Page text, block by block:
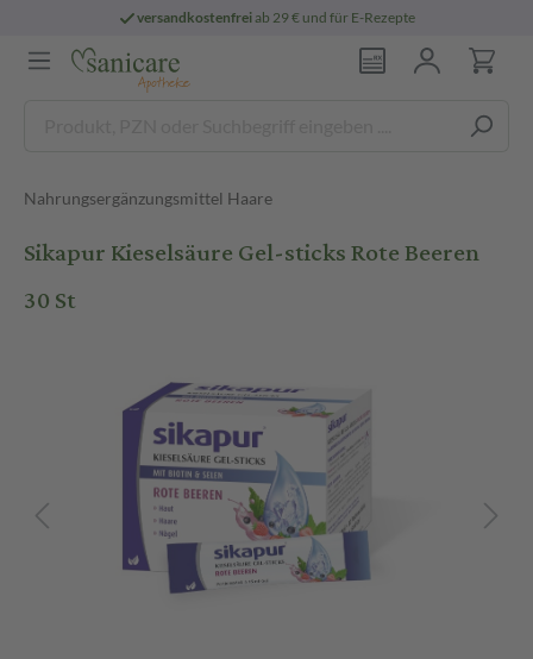
versandkostenfreiab 29 € und für E-Rezepte
Nahrungsergänzungsmittel Haare
Sikapur Kieselsäure Gel-sticks Rote Beeren
30 St